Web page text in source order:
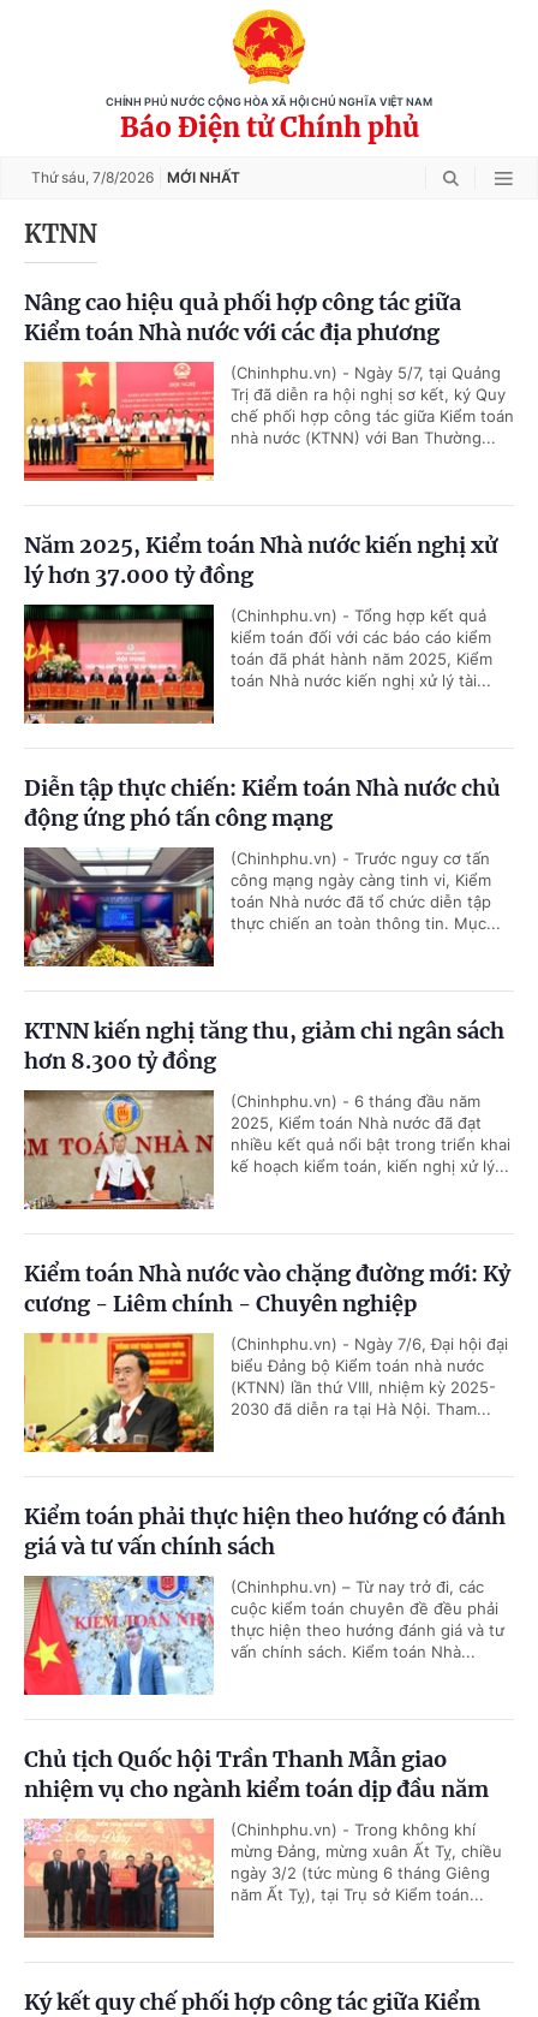
CHÍNH PHỦ NƯỚC CỘNG HÒA XÃ HỘI CHỦ NGHĨA VIỆT NAM
Báo Điện tử Chính phủ
Thứ sáu, 7/8/2026 MỚI NHẤT
KTNN
Nâng cao hiệu quả phối hợp công tác giữa
Kiểm toán Nhà nước với các địa phương
(Chinhphu.vn) - Ngày 5/7, tại Quảng
Trị đã diễn ra hội nghị sơ kết, ký Quy
chế phối hợp công tác giữa Kiểm toán
nhà nước (KTNN) với Ban Thường...
Năm 2025, Kiểm toán Nhà nước kiến nghị xử
lý hơn 37.000 tỷ đồng
(Chinhphu.vn) - Tổng hợp kết quả
kiểm toán đối với các báo cáo kiểm
toán đã phát hành năm 2025, Kiểm
toán Nhà nước kiến nghị xử lý tài...
Diễn tập thực chiến: Kiểm toán Nhà nước chủ
động ứng phó tấn công mạng
(Chinhphu.vn) - Trước nguy cơ tấn
công mạng ngày càng tinh vi, Kiểm
toán Nhà nước đã tổ chức diễn tập
thực chiến an toàn thông tin. Mục...
KTNN kiến nghị tăng thu, giảm chi ngân sách
hơn 8.300 tỷ đồng
(Chinhphu.vn) - 6 tháng đầu năm
2025, Kiểm toán Nhà nước đã đạt
nhiều kết quả nổi bật trong triển khai
kế hoạch kiểm toán, kiến nghị xử lý...
Kiểm toán Nhà nước vào chặng đường mới: Kỷ
cương - Liêm chính - Chuyên nghiệp
(Chinhphu.vn) - Ngày 7/6, Đại hội đại
biểu Đảng bộ Kiểm toán nhà nước
(KTNN) lần thứ VIII, nhiệm kỳ 2025-
2030 đã diễn ra tại Hà Nội. Tham...
Kiểm toán phải thực hiện theo hướng có đánh
giá và tư vấn chính sách
(Chinhphu.vn) – Từ nay trở đi, các
cuộc kiểm toán chuyên đề đều phải
thực hiện theo hướng đánh giá và tư
vấn chính sách. Kiểm toán Nhà...
Chủ tịch Quốc hội Trần Thanh Mẫn giao
nhiệm vụ cho ngành kiểm toán dịp đầu năm
(Chinhphu.vn) - Trong không khí
mừng Đảng, mừng xuân Ất Tỵ, chiều
ngày 3/2 (tức mùng 6 tháng Giêng
năm Ất Tỵ), tại Trụ sở Kiểm toán...
Ký kết quy chế phối hợp công tác giữa Kiểm